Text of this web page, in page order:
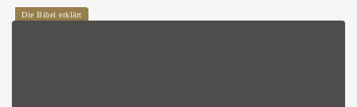
Die Bibel erklärt